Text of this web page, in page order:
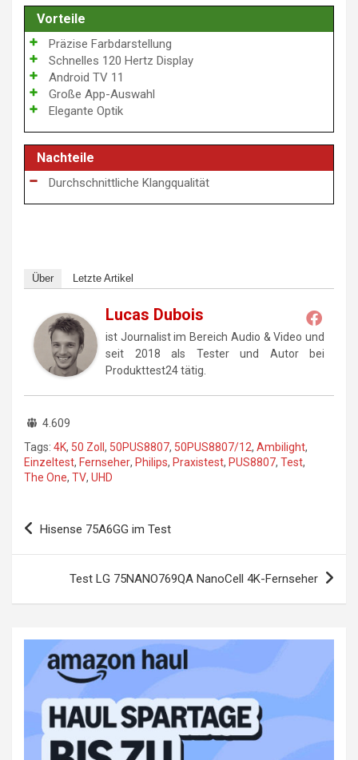
Vorteile
Präzise Farbdarstellung
Schnelles 120 Hertz Display
Android TV 11
Große App-Auswahl
Elegante Optik
Nachteile
Durchschnittliche Klangqualität
Über Letzte Artikel
Lucas Dubois
ist Journalist im Bereich Audio & Video und
seit 2018 als Tester und Autor bei
Produkttest24 tätig.
4.609
Tags: 4K, 50 Zoll , 50PUS8807, 50PUS8807/12, Ambilight,
Einzeltest, Fernseher, Philips, Praxistest, PUS8807, Test,
The One, TV, UHD
Beitragsnavigation
Hisense 75A6GG im Test
Test LG 75NANO769QA NanoCell 4K-Fernseher